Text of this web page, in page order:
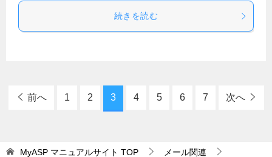
続きを読む
前へ 1 2 3 4 5 6 7 次へ
MyASP マニュアルサイト TOP メール関連